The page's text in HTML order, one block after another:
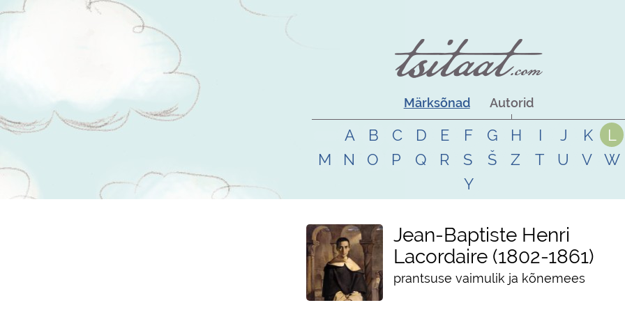
Märksõnad Autorid
A B C D E F G H I J K
L
M
N O P Q R S Š Z T U V
W
Y
Jean-Baptiste Henri
Lacordaire 1802-1861
prantsuse vaimulik ja kõnemees